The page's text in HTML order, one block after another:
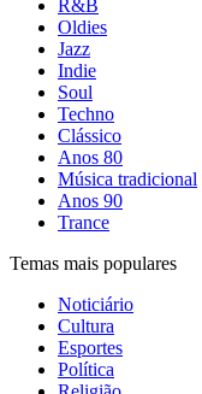
R&B
Oldies
Jazz
Indie
Soul
Techno
Clássico
Anos 80
Música tradicional
Anos 90
Trance
Temas mais populares
Noticiário
Cultura
Esportes
Política